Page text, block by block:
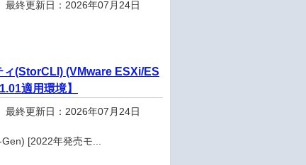
最終更新日：2026年07月24日
ィ(StorCLI) (VMware ESXi/ES
適用環境】
最終更新日：2026年07月24日
[2022年発売モ...